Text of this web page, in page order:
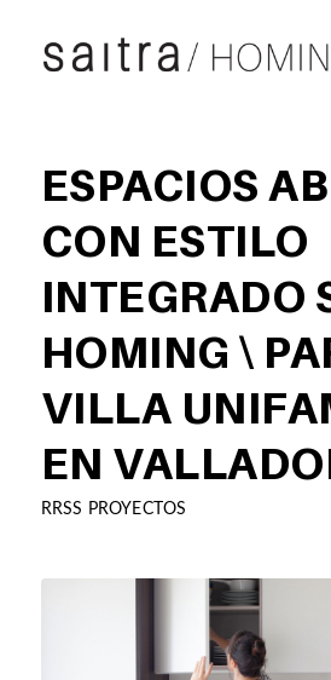
ESPACIOS
CON ESTILO
INTEGRADO
HOMING \
VILLA
EN
RRSS PROYECTOS